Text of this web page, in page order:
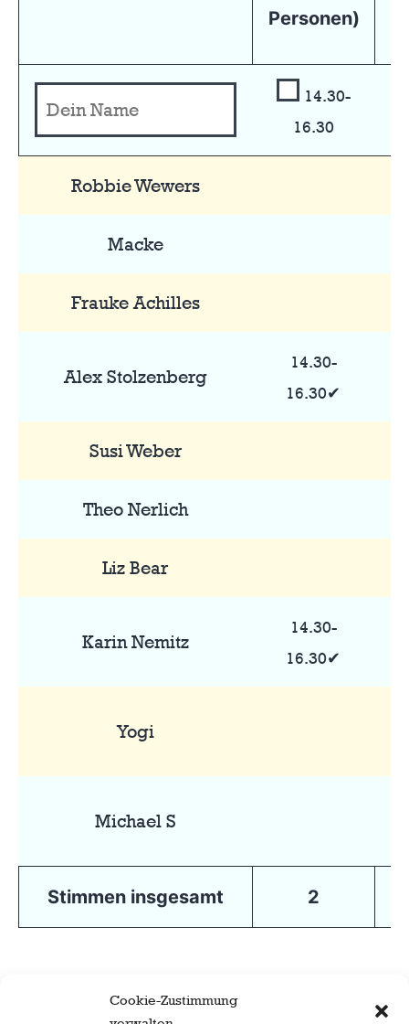
Cookie-Zustimmung
Personen)
14.30-
16.30
Robbie Wewers
Macke
Frauke Achilles
Alex Stolzenberg
14.30-
16.30✔
Susi Weber
Theo Nerlich
Liz Bear
Karin Nemitz
14.30-
16.30✔
Yogi
Michael S
Stimmen insgesamt 2